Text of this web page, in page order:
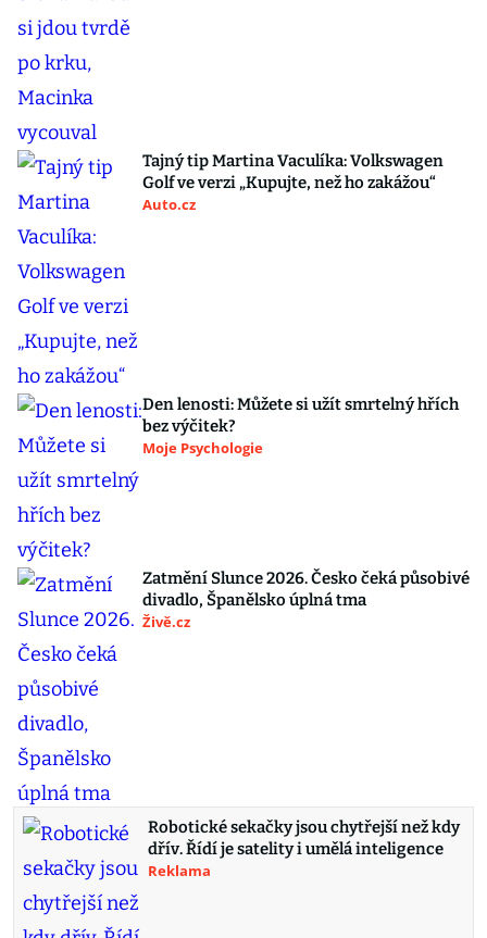
Tajný tip Martina Vaculíka: Volkswagen
Golf ve verzi „Kupujte, než ho zakážou“
Auto.cz
Den lenosti: Můžete si užít smrtelný hřích
bez výčitek?
Moje Psychologie
Zatmění Slunce 2026. Česko čeká působivé
divadlo, Španělsko úplná tma
Živě.cz
Robotické sekačky jsou chytřejší než kdy
dřív. Řídí je satelity i umělá inteligence
Reklama